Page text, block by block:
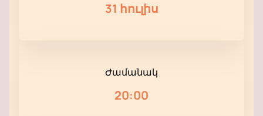
31 հուլիս
Ժամանակ
20:00